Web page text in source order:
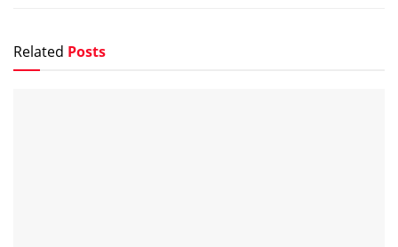
Related Posts